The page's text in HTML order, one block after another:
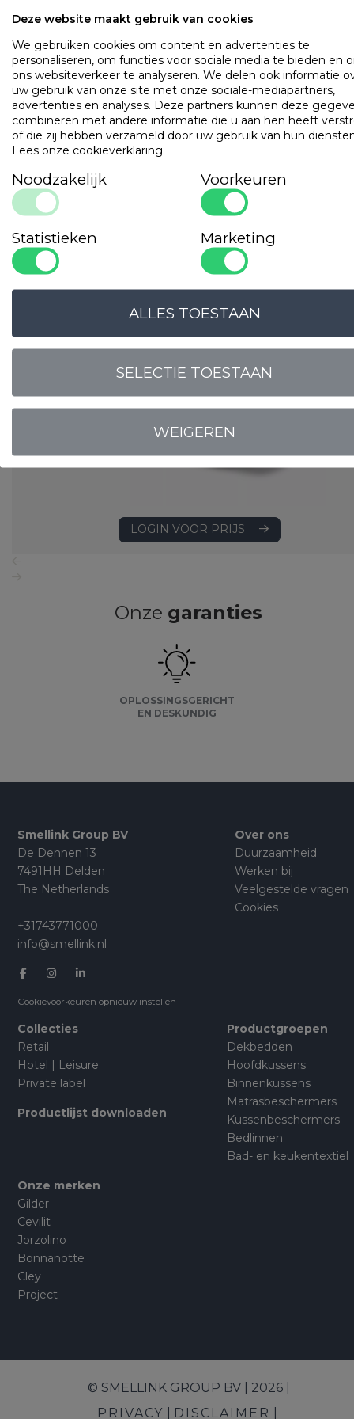
Materiaal
100% katoen, satijngeweven
Kenmerken
400 thread count
Motief: grote ruit (10,1 x 10,1 cm)
OMSCHRIJVING UITVOERINGEN
Vrijwel strijkvrij (easy care finish). Luxueus aanvoelende
kussenslopen, satijngeweven.
Populaire producten
Gilder Synthetisch Superior
Art. VADBG42TH
LOGIN VOOR PRIJS
Onze garanties
OPLOSSINGSGERICHT
EN DESKUNDIG
Smellink Group BV
De Dennen 13
7491HH Delden
The Netherlands
+31743771000
info@smellink.nl
Cookievoorkeuren opnieuw instellen
Over ons
Duurzaamheid
Werken bij
Veelgestelde vragen
Cookies
Collecties
Retail
Hotel | Leisure
Private label
Productlijst downloaden
Productgroepen
Dekbedden
Hoofdkussens
Binnenkussens
Matrasbeschermers
Kussenbeschermers
Bedlinnen
Bad- en keukentextiel
Onze merken
Gilder
Cevilit
Jorzolino
Bonnanotte
Cley
Project
© SMELLINK GROUP BV | 2026 |
PRIVACY
DISCLAIMER
Deze website maakt gebruik van cookies
We gebruiken cookies om content en advertenties te
personaliseren, om functies voor sociale media te bieden en
ons websiteverkeer te analyseren. We delen ook informatie
uw gebruik van onze site met onze sociale-mediapartners,
advertenties en analyses. Deze partners kunnen deze
combineren met andere informatie die u aan hen heeft
of die zij hebben verzameld door uw gebruik van hun
Lees onze cookieverklaring.
Noodzakelijk Voorkeuren
Statistieken Marketing
WEIGEREN
SELECTIE TOESTAAN
ALLES TOESTAAN